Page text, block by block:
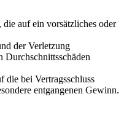
auf ein vorsätzliches oder
der Verletzung
Durchschnittsschäden
die bei Vertragsschluss
entgangenen Gewinn.